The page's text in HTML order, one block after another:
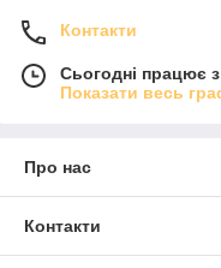
Контакти
Сьогодні працює
Показати весь
Про нас
Контакти